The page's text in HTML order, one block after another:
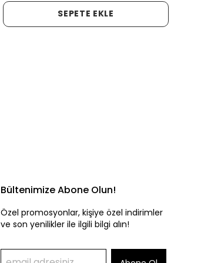
SEPETE EKLE
Bültenimize Abone Olun!
Özel promosyonlar, kişiye özel indirimler
ve son yenilikler ile ilgili bilgi alın!